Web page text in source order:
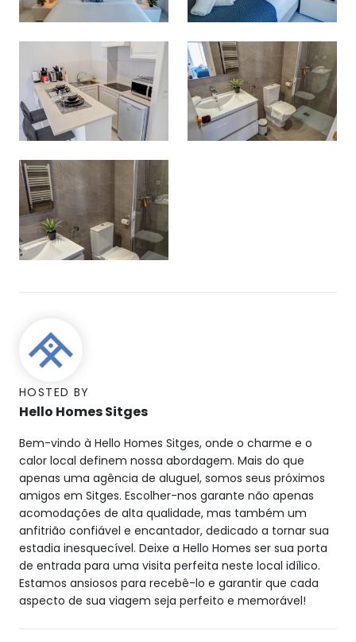
HOSTED BY
Hello Homes Sitges
Bem-vindo à Hello Homes Sitges, onde o charme e o
calor local definem nossa abordagem. Mais do que
apenas uma agência de aluguel, somos seus próximos
amigos em Sitges. Escolher-nos garante não apenas
acomodações de alta qualidade, mas também um
anfitrião confiável e encantador, dedicado a tornar sua
estadia inesquecível. Deixe a Hello Homes ser sua porta
de entrada para uma visita perfeita neste local idílico.
Estamos ansiosos para recebê-lo e garantir que cada
aspecto de sua viagem seja perfeito e memorável!